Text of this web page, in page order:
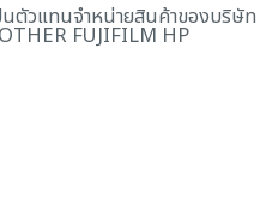
นตัวแทนจำหน่ายสินค้าของบริษัท
FUJIFILM HP